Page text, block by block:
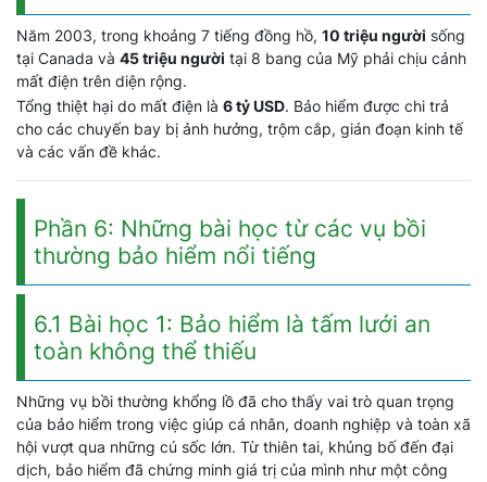
Năm 2003, trong khoảng 7 tiếng đồng hồ, 10 triệu người sống
tại Canada và 45 triệu người tại 8 bang của Mỹ phải chịu cảnh
mất điện trên diện rộng.
Tổng thiệt hại do mất điện là 6 tỷ USD. Bảo hiểm được chi trả
cho các chuyến bay bị ảnh hưởng, trộm cắp, gián đoạn kinh tế
và các vấn đề khác.
Phần 6: Những bài học từ các vụ bồi
thường bảo hiểm nổi tiếng
6.1 Bài học 1: Bảo hiểm là tấm lưới an
toàn không thể thiếu
Những vụ bồi thường khổng lồ đã cho thấy vai trò quan trọng
của bảo hiểm trong việc giúp cá nhân, doanh nghiệp và toàn xã
hội vượt qua những cú sốc lớn. Từ thiên tai, khủng bố đến đại
dịch, bảo hiểm đã chứng minh giá trị của mình như một công